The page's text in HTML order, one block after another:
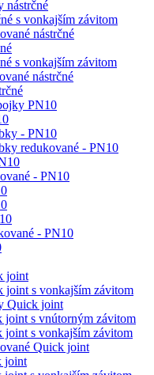
nástrčné
s vonkajším závitom
nástrčné
s vonkajším závitom
nástrčné
PN10
- PN10
redukované - PN10
- PN10
- PN10
joint
joint s vonkajším závitom
Quick joint
joint s vnútorným závitom
joint s vonkajším závitom
Quick joint
joint